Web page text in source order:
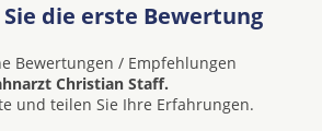
die erste Bewertung
Bewertungen / Empfehlungen
Christian Staff.
und teilen Sie Ihre Erfahrungen.